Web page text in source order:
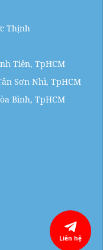
Thịnh
Tiên, TpHCM
Sơn Nhì, TpHCM
Bình, TpHCM
Liên hệ